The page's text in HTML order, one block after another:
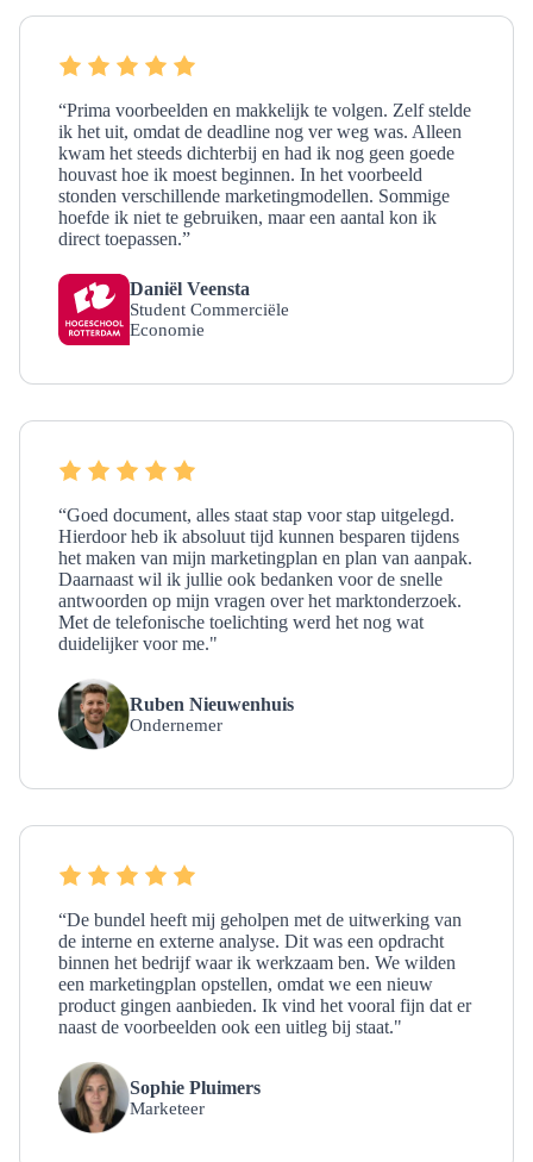
“Prima voorbeelden en makkelijk te volgen. Zelf stelde
ik het uit, omdat de deadline nog ver weg was. Alleen
kwam het steeds dichterbij en had ik nog geen goede
houvast hoe ik moest beginnen. In het voorbeeld
stonden verschillende marketingmodellen. Sommige
hoefde ik niet te gebruiken, maar een aantal kon ik
direct toepassen.”
Daniël Veensta
Student Commerciële
Economie
“Goed document, alles staat stap voor stap uitgelegd.
Hierdoor heb ik absoluut tijd kunnen besparen tijdens
het maken van mijn marketingplan en plan van aanpak.
Daarnaast wil ik jullie ook bedanken voor de snelle
antwoorden op mijn vragen over het marktonderzoek.
Met de telefonische toelichting werd het nog wat
duidelijker voor me."
Ruben Nieuwenhuis
Ondernemer
“De bundel heeft mij geholpen met de uitwerking van
de interne en externe analyse. Dit was een opdracht
binnen het bedrijf waar ik werkzaam ben. We wilden
een marketingplan opstellen, omdat we een nieuw
product gingen aanbieden. Ik vind het vooral fijn dat er
naast de voorbeelden ook een uitleg bij staat."
Sophie Pluimers
Marketeer